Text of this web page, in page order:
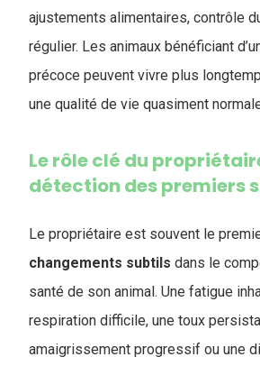
ajustements alimentaires, contrôle
régulier. Les animaux bénéficiant
précoce peuvent vivre plus
une qualité de vie quasiment
Le rôle clé du
détection des premiers
Le propriétaire est souvent le
changements subtils dans le
santé de son animal. Une fatigue
respiration difficile, une toux
amaigrissement progressif ou une